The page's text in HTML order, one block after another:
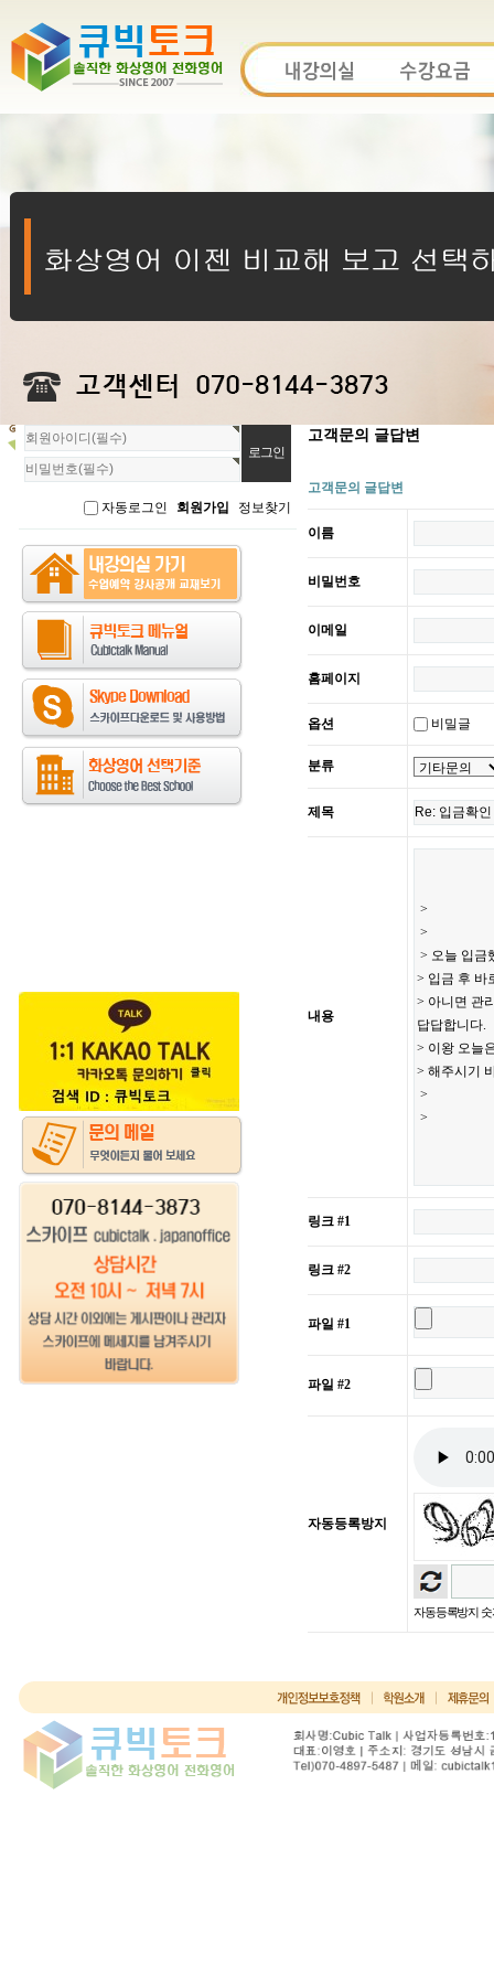
회
원
로
자동로그인 회원가입 정보찾기
고객문의 글답변
고객문의 글답변
이름
비밀번호
이메일
홈페이지
옵션 비밀글
분류
제목
내용
링크 #1
링크 #2
파일 #1
파일 #2
자동등록방지
자동등록방지